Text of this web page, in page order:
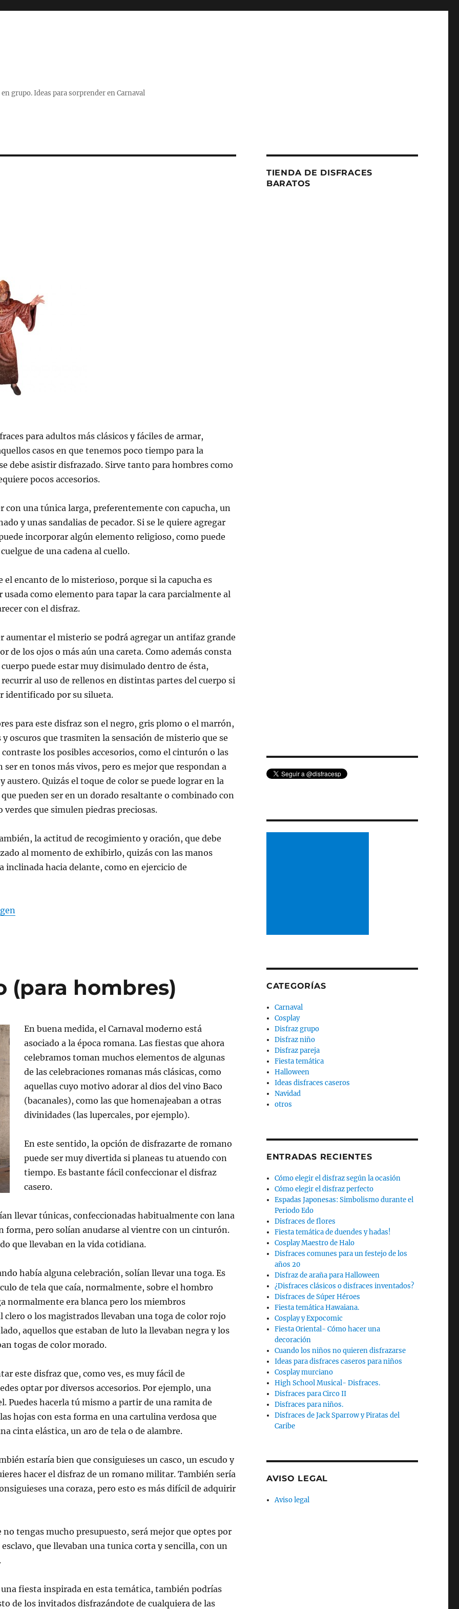
grupo. Ideas para sorprender en Carnaval
para adultos más clásicos y fáciles de armar,
casos en que tenemos poco tiempo para la
debe asistir disfrazado. Sirve tanto para hombres como
pocos accesorios.
con una túnica larga, preferentemente con capucha, un
y unas sandalias de pecador. Si se le quiere agregar
incorporar algún elemento religioso, como puede
de una cadena al cuello.
el encanto de lo misterioso, porque si la capucha es
usada como elemento para tapar la cara parcialmente al
con el disfraz.
aumentar el misterio se podrá agregar un antifaz grande
de los ojos o más aún una careta. Como además consta
puede estar muy disimulado dentro de ésta,
al uso de rellenos en distintas partes del cuerpo si
identificado por su silueta.
para este disfraz son el negro, gris plomo o el marrón,
oscuros que trasmiten la sensación de misterio que se
los posibles accesorios, como el cinturón o las
ser en tonos más vivos, pero es mejor que respondan a
austero. Quizás el toque de color se puede lograr en la
que pueden ser en un dorado resaltante o combinado con
verdes que simulen piedras preciosas.
la actitud de recogimiento y oración, que debe
al momento de exhibirlo, quizás con las manos
inclinada hacia delante, como en ejercicio de
(para hombres)
En buena medida, el Carnaval moderno está
asociado a la época romana. Las fiestas que ahora
celebramos toman muchos elementos de algunas
de las celebraciones romanas más clásicas, como
aquellas cuyo motivo adorar al dios del vino Baco
(bacanales), como las que homenajeaban a otras
divinidades (las lupercales, por ejemplo).
En este sentido, la opción de disfrazarte de romano
puede ser muy divertida si planeas tu atuendo con
tiempo. Es bastante fácil confeccionar el disfraz
casero.
llevar túnicas, confeccionadas habitualmente con lana
forma, pero solían anudarse al vientre con un cinturón.
que llevaban en la vida cotidiana.
había alguna celebración, solían llevar una toga. Es
de tela que caía, normalmente, sobre el hombro
normalmente era blanca pero los miembros
clero o los magistrados llevaban una toga de color rojo
aquellos que estaban de luto la llevaban negra y los
togas de color morado.
este disfraz que, como ves, es muy fácil de
optar por diversos accesorios. Por ejemplo, una
Puedes hacerla tú mismo a partir de una ramita de
hojas con esta forma en una cartulina verdosa que
cinta elástica, un aro de tela o de alambre.
estaría bien que consiguieses un casco, un escudo y
hacer el disfraz de un romano militar. También sería
una coraza, pero esto es más difícil de adquirir
no tengas mucho presupuesto, será mejor que optes por
que llevaban una tunica corta y sencilla, con un
una fiesta inspirada en esta temática, también podrías
de los invitados disfrazándote de cualquiera de las
TIENDA DE DISFRACES
BARATOS
CATEGORÍAS
Carnaval
Cosplay
Disfraz grupo
Disfraz niño
Disfraz pareja
Fiesta temática
Halloween
Ideas disfraces caseros
Navidad
otros
ENTRADAS RECIENTES
Cómo elegir el disfraz según la ocasión
Cómo elegir el disfraz perfecto
Espadas Japonesas: Simbolismo durante el
Periodo Edo
Disfraces de flores
Fiesta temática de duendes y hadas!
Cosplay Maestro de Halo
Disfraces comunes para un festejo de los
años 20
Disfraz de araña para Halloween
¿Disfraces clásicos o disfraces inventados?
Disfraces de Súper Héroes
Fiesta temática Hawaiana.
Cosplay y Expocomic
Fiesta Oriental- Cómo hacer una
decoración
Cuando los niños no quieren disfrazarse
Ideas para disfraces caseros para niños
Cosplay murciano
High School Musical- Disfraces.
Disfraces para Circo II
Disfraces para niños.
Disfraces de Jack Sparrow y Piratas del
Caribe
AVISO LEGAL
Aviso legal